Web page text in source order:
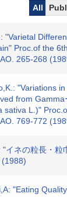
All
"Varietal
Proc.of the 6th
265-268
"Variations
from Gamma
sativa L.)"
769-772
イネの粒長・粒
"Eating